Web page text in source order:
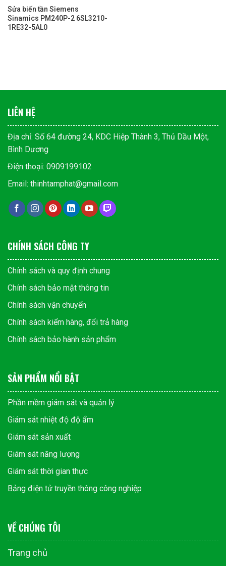
Sửa biến tần Siemens
Sinamics PM240P-2 6SL3210-
1RE32-5AL0
LIÊN HỆ
Địa chỉ: Số 64 đường 24, KDC Hiệp Thành 3, Thủ Dầu Một,
Bình Dương
Điện thoại: 0909199102
Email: thinhtamphat@gmail.com
CHÍNH SÁCH CÔNG TY
Chính sách và quy định chung
Chính sách bảo mật thông tin
Chính sách vận chuyển
Chính sách kiểm hàng, đổi trả hàng
Chính sách bảo hành sản phẩm
SẢN PHẨM NỔI BẬT
Phần mềm giám sát và quản lý
Giám sát nhiệt độ độ ẩm
Giám sát sản xuất
Giám sát năng lượng
Giám sát thời gian thực
Bảng điện tử truyền thông công nghiệp
VỀ CHÚNG TÔI
Trang chủ